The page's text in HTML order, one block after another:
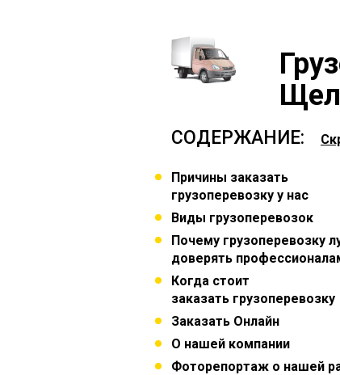
СОДЕРЖАНИЕ:
Причины заказать
грузоперевозку у нас
Виды грузоперевозок
Почему грузоперевозку
доверять
Когда стоит
заказать грузоперевозку
Заказать Онлайн
О нашей компании
Фоторепортаж о нашей